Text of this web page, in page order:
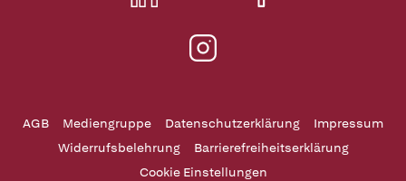
AGB Mediengruppe Datenschutzerklärung
Impressum
Widerrufsbelehrung
Barrierefreiheitserklärung
Cookie Einstellungen